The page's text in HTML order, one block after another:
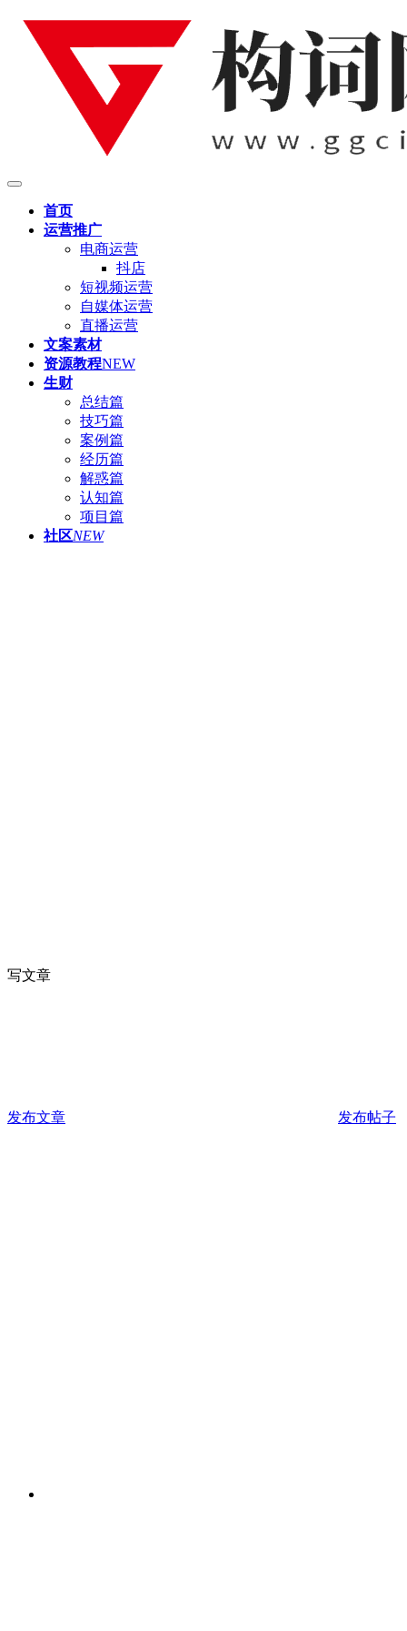
首页
运营推广
电商运营
抖店
短视频运营
自媒体运营
直播运营
文案素材
资源教程NEW
生财
总结篇
技巧篇
案例篇
经历篇
解惑篇
认知篇
项目篇
社区NEW
写文章
发布文章 发布帖子